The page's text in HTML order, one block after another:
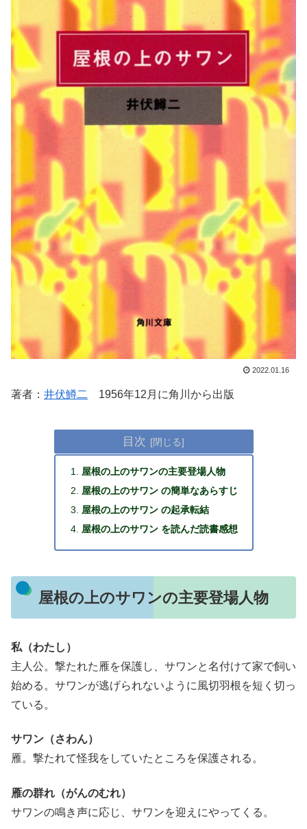
2022.01.16
著者： 井伏鱒二 1956年12月に角川から出版
目次
屋根の上のサワンの主要登場人物
屋根の上のサワン の簡単なあらすじ
屋根の上のサワン の起承転結
屋根の上のサワン を読んだ読書感想
屋根の上のサワンの主要登場人物
私（わたし）
主人公。撃たれた雁を保護し、サワンと名付けて家で飼い
始める。サワンが逃げられないように風切羽根を短く切っ
ている。
サワン（さわん）
雁。撃たれて怪我をしていたところを保護される。
雁の群れ（がんのむれ）
サワンの鳴き声に応じ、サワンを迎えにやってくる。